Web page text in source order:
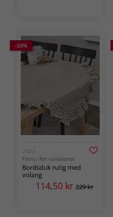
-50%
LINEA
Finns i fler variationer
Bordsduk rutig med
volang
114,50 kr 229 kr